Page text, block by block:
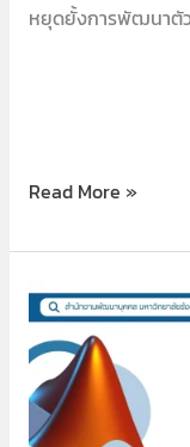
หยุดยั้งการพัฒนาตัว
Read More »
การ
ใช้
งาน
MatLab